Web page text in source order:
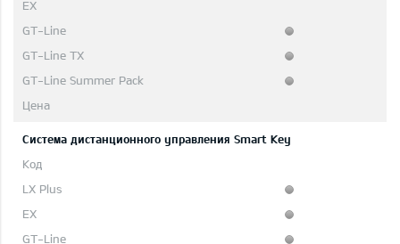
Система дистанционного управления Smart Key